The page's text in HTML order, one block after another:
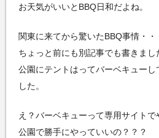
お天気がいいとBBQ日和だよね。
関東に来てから驚いたBBQ事情・・
ちょっと前にも別記事でも書きまし
公園にテントはってバーベキューし
した。
え？バーベキューって専用サイトで
公園で勝手にやっていいの？？？